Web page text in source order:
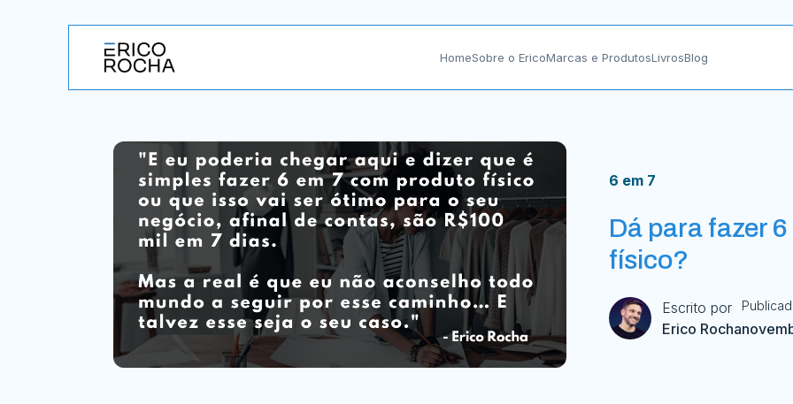
HomeSobre o EricoMarcas e ProdutosLivrosBlog
6 em 7
Dá para fazer
físico?
Escrito por
Erico Rocha